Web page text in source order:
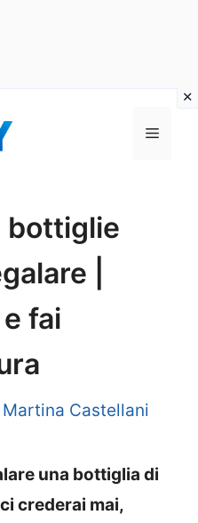
Menu
bottiglie
|
fai
Martina Castellani
una bottiglia di
crederai mai,